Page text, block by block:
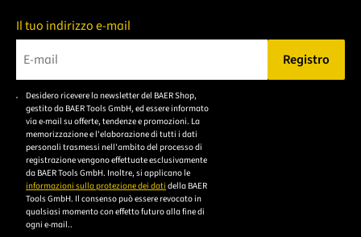
Il tuo indirizzo e-mail
Bitte geben Sie eine gültige E-Mail-Adresse ein.
Registro
Desidero ricevere la newsletter del BAER Shop,
gestito da BAER Tools GmbH, ed essere informato
via e-mail su offerte, tendenze e promozioni. La
memorizzazione e l'elaborazione di tutti i dati
personali trasmessi nell'ambito del processo di
registrazione vengono effettuate esclusivamente
da BAER Tools GmbH. Inoltre, si applicano le
informazioni sulla protezione dei dati della BAER
Tools GmbH. Il consenso può essere revocato in
qualsiasi momento con effetto futuro alla fine di
ogni e-mail..